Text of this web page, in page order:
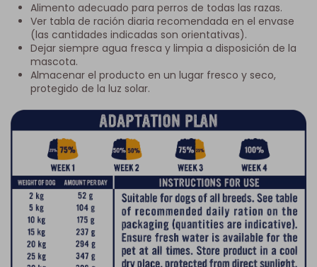
Alimento adecuado para perros de todas las razas.
Ver tabla de ración diaria recomendada en el envase
(las cantidades indicadas son orientativas).
Dejar siempre agua fresca y limpia a disposición de la
mascota.
Almacenar el producto en un lugar fresco y seco,
protegido de la luz solar.